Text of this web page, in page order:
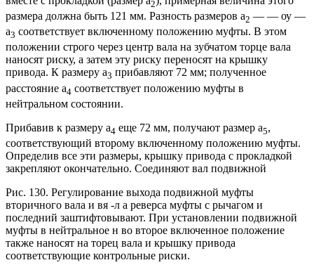
2
размера должна быть 121 мм. Разность размеров а2 — — оу —
а3 соответствует включенному положению муфты. В этом
положении строго через центр вала на зубчатом торце вала
наносят риску, а затем эту риску переносят на крышку
привода. К размеру а3 прибавляют 72 мм; полученное
расстояние а4 соответствует положению муфты в
нейтральном состоянии.
Прибавив к размеру а4 еще 72 мм, получают размер а5,
соответствующий второму включенному положению муфты.
Определив все эти размеры, крышку привода с прокладкой
закрепляют окончательно. Соединяют вал подвижной
Рис. 130. Регулирование выхода подвижной муфты
вторичного вала и вя -л а реверса муфты с рычагом и
последний заштифтовывают. При установлении подвижной
муфты в нейтральное н во второе включенное положение
также наносят на торец вала и крышку привода
соответствующие контрольные риски.